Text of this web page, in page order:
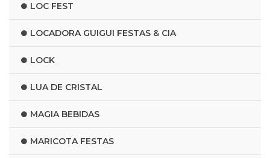
LOC FEST
LOCADORA GUIGUI FESTAS & CIA
LOCK
LUA DE CRISTAL
MAGIA BEBIDAS
MARICOTA FESTAS